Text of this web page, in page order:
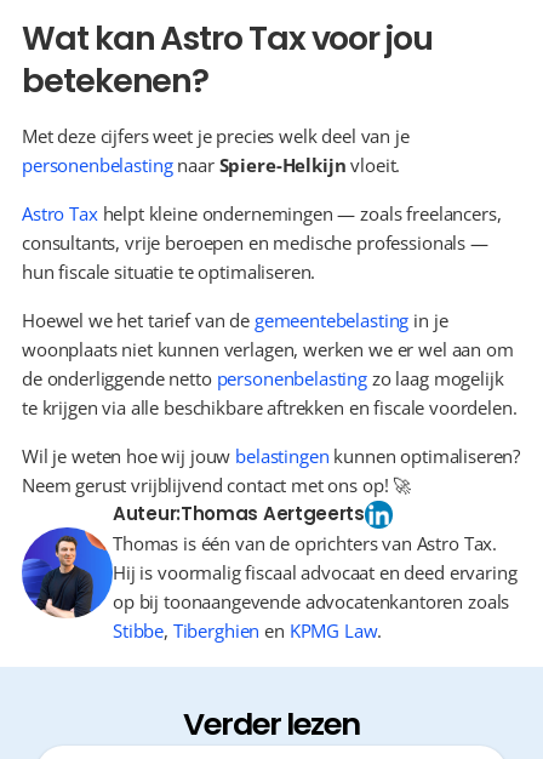
Wat kan Astro Tax voor jou
betekenen?
Met deze cijfers weet je precies welk deel van je
personenbelasting naar Spiere-Helkijn vloeit.
Astro Tax helpt kleine ondernemingen — zoals freelancers,
consultants, vrije beroepen en medische professionals —
hun fiscale situatie te optimaliseren.
Hoewel we het tarief van de gemeentebelasting in je
woonplaats niet kunnen verlagen, werken we er wel aan om
de onderliggende netto personenbelasting zo laag mogelijk
te krijgen via alle beschikbare aftrekken en fiscale voordelen.
Wil je weten hoe wij jouw belastingen kunnen optimaliseren?
Neem gerust vrijblijvend contact met ons op! 🚀
Auteur:Thomas Aertgeerts
Thomas is één van de oprichters van Astro Tax.
Hij is voormalig fiscaal advocaat en deed ervaring
op bij toonaangevende advocatenkantoren zoals
Stibbe, Tiberghien en KPMG Law.
Verder lezen